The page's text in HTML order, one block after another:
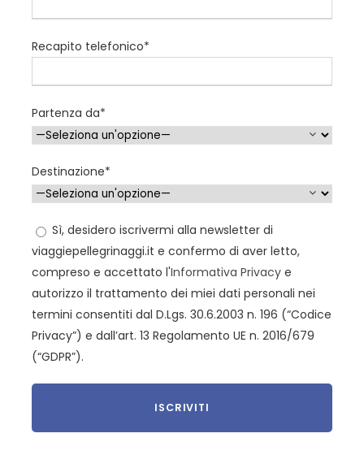
Recapito telefonico*
Partenza da*
Destinazione*
Sì, desidero iscrivermi alla newsletter di
viaggiepellegrinaggi.it e confermo di aver letto,
compreso e accettato l'Informativa Privacy e
autorizzo il trattamento dei miei dati personali nei
termini consentiti dal D.Lgs. 30.6.2003 n. 196 (“Codice
Privacy”) e dall’art. 13 Regolamento UE n. 2016/679
(“GDPR”).
panoramica in pullman durante il trasferimento da
Lisbona a Fatima. Arrivo e incontro con la guida per la
Pranzo in ristorante. Nel pomeriggio, proseguimento
per Fatima. Sistemazione in albergo e cena. Gli Hotel
scelti saranno 3 o 4 stelli tutti nelle vicinanze del
Santuario. In serata, recita del Santo Rosario e
Fiaccolata
Permanenza: FATIMA
Via Crucis aOs Valinhos, luogo della prima e terza